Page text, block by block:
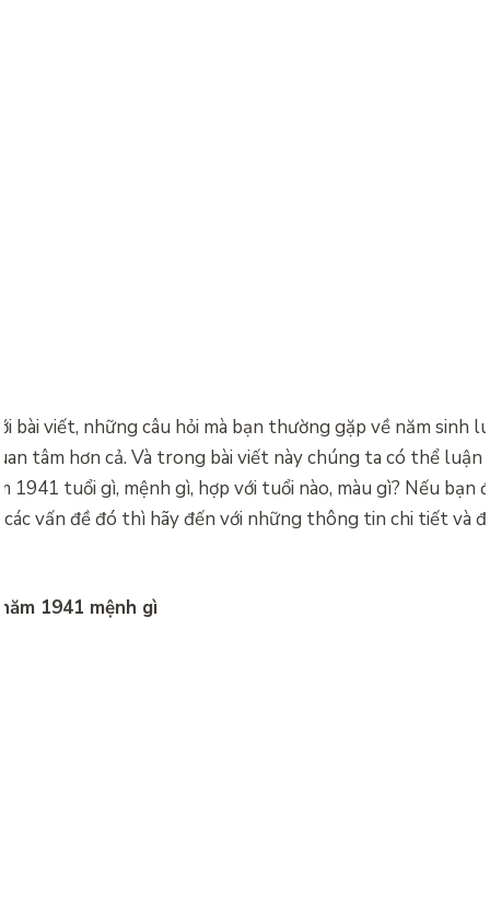
bài viết, những câu hỏi mà bạn thường gặp về năm sinh
tâm hơn cả. Và trong bài viết này chúng ta có thể luận
1941 tuổi gì, mệnh gì, hợp với tuổi nào, màu gì? Nếu bạn
các vấn đề đó thì hãy đến với những thông tin chi tiết và